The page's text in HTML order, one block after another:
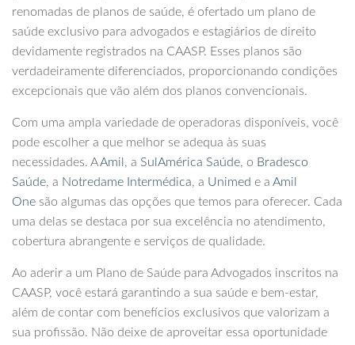
renomadas de planos de saúde, é ofertado um plano de
saúde exclusivo para advogados e estagiários de direito
devidamente registrados na CAASP. Esses planos são
verdadeiramente diferenciados, proporcionando condições
excepcionais que vão além dos planos convencionais.
Com uma ampla variedade de operadoras disponíveis, você
pode escolher a que melhor se adequa às suas
necessidades. AAmil , a SulAmérica Saúde, o Bradesco
Saúde, a Notredame Intermédica, a Unimed e a Amil
One são algumas das opções que temos para oferecer. Cada
uma delas se destaca por sua excelência no atendimento,
cobertura abrangente e serviços de qualidade.
Ao aderir a um Plano de Saúde para Advogados inscritos na
CAASP, você estará garantindo a sua saúde e bem-estar,
além de contar com benefícios exclusivos que valorizam a
sua profissão. Não deixe de aproveitar essa oportunidade